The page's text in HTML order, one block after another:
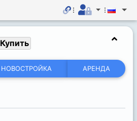
Купить
НОВОСТРОЙКА АРЕНДА